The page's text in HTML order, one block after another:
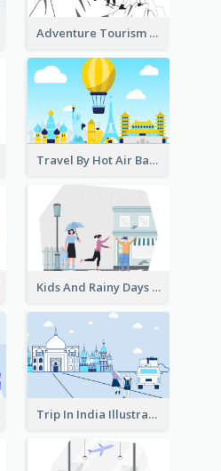
Adventure Tourism Illustration
Travel By Hot Air Balloon
Kids And Rainy Days Illustration
Trip In India Illustration